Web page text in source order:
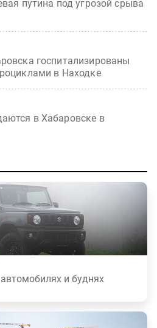
путина под угрозой срыва
госпитализированы
в Находке
в Хабаровске в
и буднях